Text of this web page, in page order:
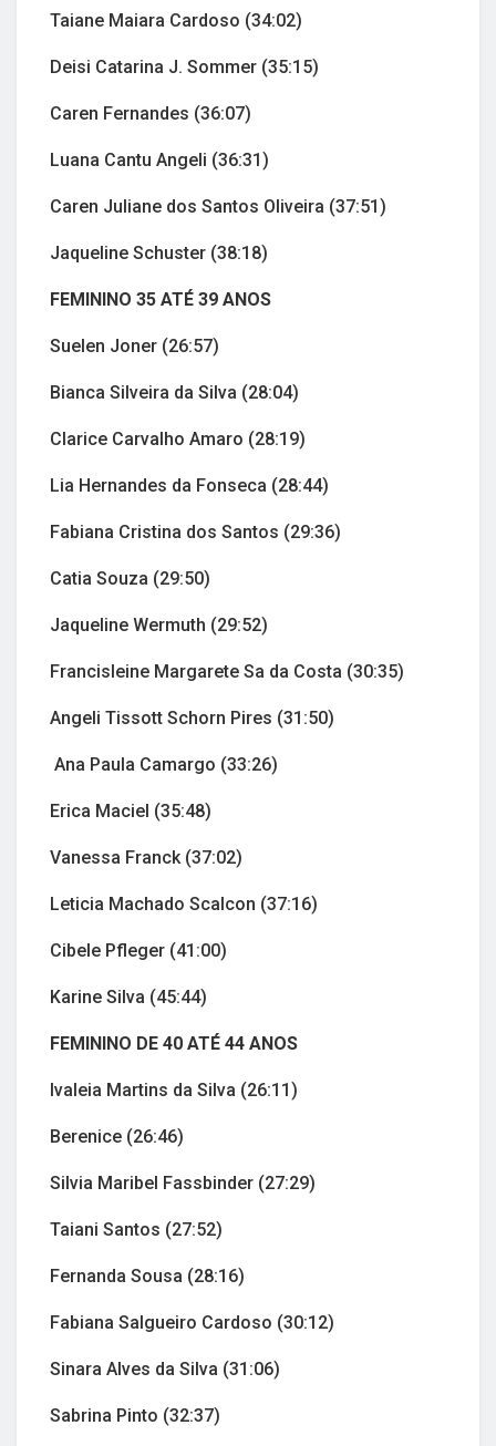
Taiane Maiara Cardoso (34:02)
Deisi Catarina J. Sommer (35:15)
Caren Fernandes (36:07)
Luana Cantu Angeli (36:31)
Caren Juliane dos Santos Oliveira (37:51)
Jaqueline Schuster (38:18)
FEMININO 35 ATÉ 39 ANOS
Suelen Joner (26:57)
Bianca Silveira da Silva (28:04)
Clarice Carvalho Amaro (28:19)
Lia Hernandes da Fonseca (28:44)
Fabiana Cristina dos Santos (29:36)
Catia Souza (29:50)
Jaqueline Wermuth (29:52)
Francisleine Margarete Sa da Costa (30:35)
Angeli Tissott Schorn Pires (31:50)
Ana Paula Camargo (33:26)
Erica Maciel (35:48)
Vanessa Franck (37:02)
Leticia Machado Scalcon (37:16)
Cibele Pfleger (41:00)
Karine Silva (45:44)
FEMININO DE 40 ATÉ 44 ANOS
Ivaleia Martins da Silva (26:11)
Berenice (26:46)
Silvia Maribel Fassbinder (27:29)
Taiani Santos (27:52)
Fernanda Sousa (28:16)
Fabiana Salgueiro Cardoso (30:12)
Sinara Alves da Silva (31:06)
Sabrina Pinto (32:37)